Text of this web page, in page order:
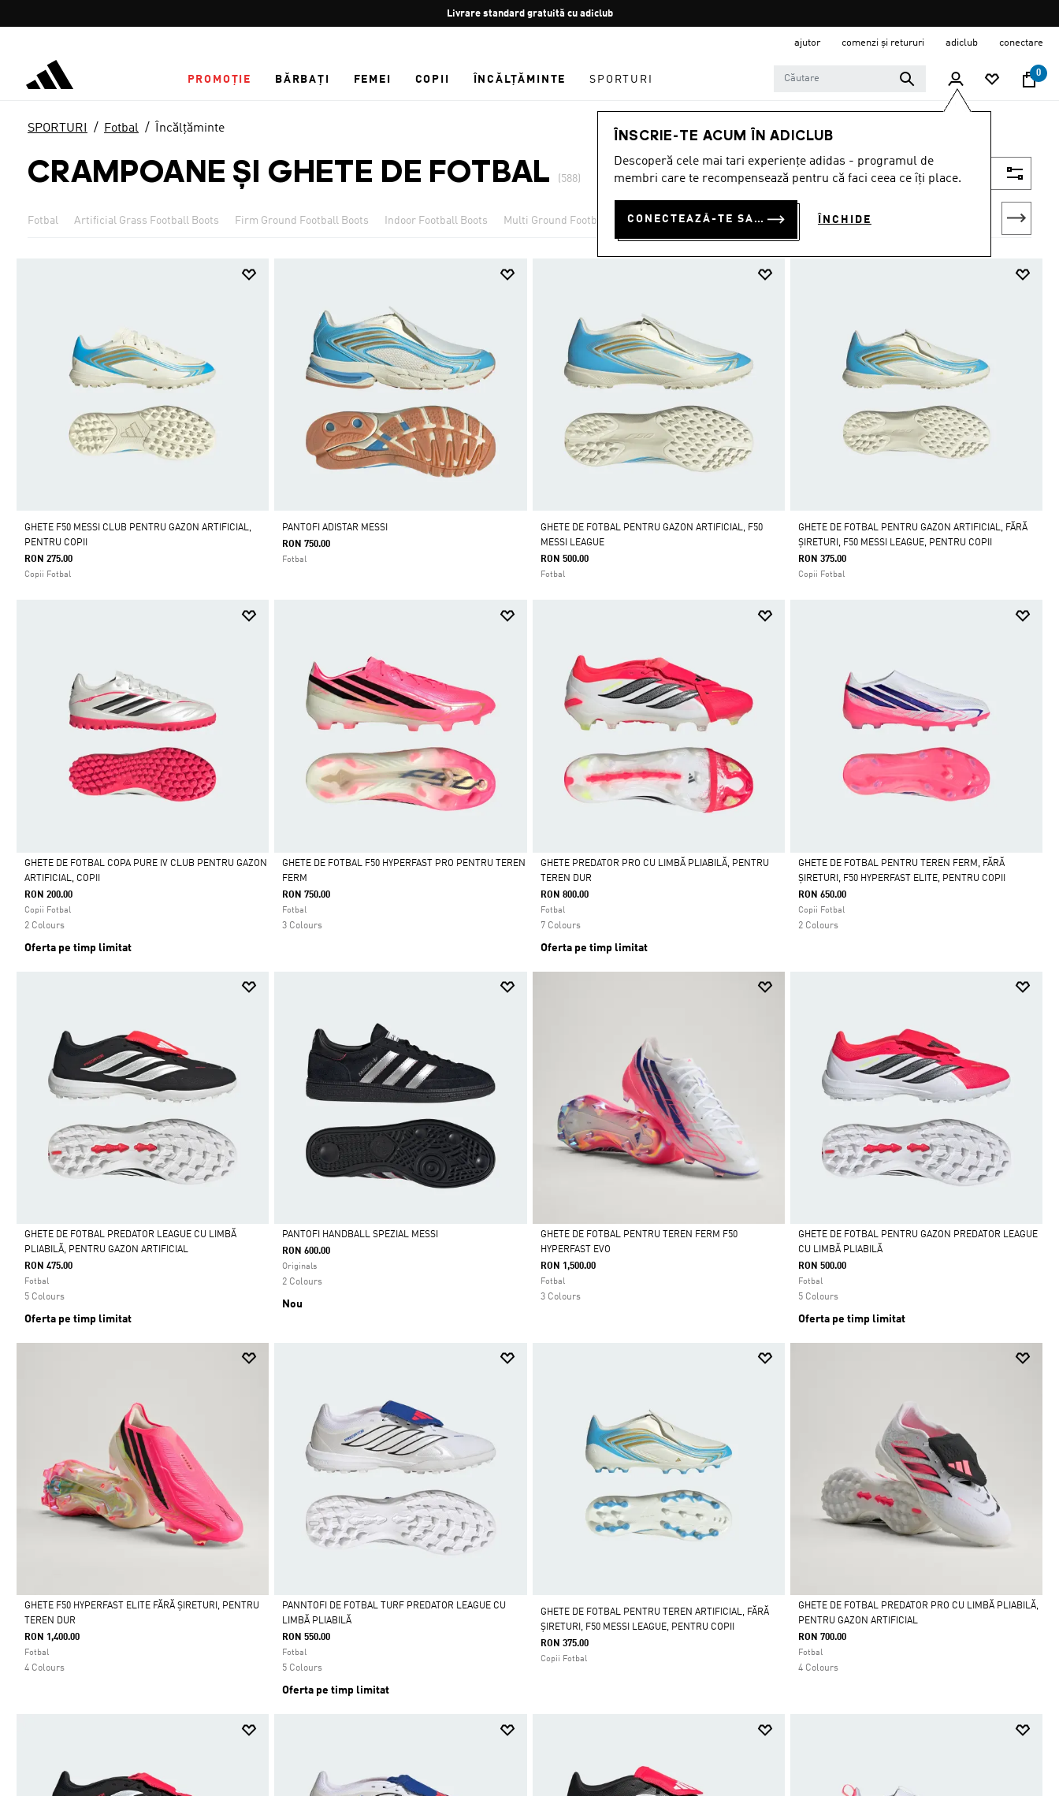
Oprește
rotația
Retur gratuit
ajutor comenzi și retururi adiclub conectare
PROMOȚIE BĂRBAȚI FEMEI COPII ÎNCĂLȚĂMINTE SPORTURI
0
ÎNSCRIE-TE ACUM ÎN ADICLUB
Descoperă cele mai tari experiențe adidas - programul de
membri care te recompensează pentru că faci ceea ce îți place.
CONECTEAZĂ-TE SAU ÎNSCRIE-TE ACUM ÎNCHIDE
SPORTURI Fotbal Încălțăminte
CRAMPOANE ȘI GHETE DE FOTBAL (588) Filtrează
Fotbal Artificial Grass Football Boots Firm Ground Football Boots Indoor Football Boots Multi Ground Football Boots Soft Ground Football Boots Turf Football Boots
GHETE F50 MESSI CLUB PENTRU GAZON ARTIFICIAL,
PENTRU COPII
RON 275.00
Copii Fotbal
PANTOFI ADISTAR MESSI
RON 750.00
Fotbal
GHETE DE FOTBAL PENTRU GAZON ARTIFICIAL, F50
MESSI LEAGUE
RON 500.00
Fotbal
GHETE DE FOTBAL PENTRU GAZON ARTIFICIAL, FĂRĂ
ȘIRETURI, F50 MESSI LEAGUE, PENTRU COPII
RON 375.00
Copii Fotbal
Da
GHETE DE FOTBAL COPA PURE IV CLUB PENTRU GAZON
ARTIFICIAL, COPII
RON 200.00
Copii Fotbal
2 Colours
Oferta pe timp limitat
Da
GHETE DE FOTBAL F50 HYPERFAST PRO PENTRU TEREN
FERM
RON 750.00
Fotbal
3 Colours
Da
GHETE PREDATOR PRO CU LIMBĂ PLIABILĂ, PENTRU
TEREN DUR
RON 800.00
Fotbal
7 Colours
Oferta pe timp limitat
Da
GHETE DE FOTBAL PENTRU TEREN FERM, FĂRĂ
ȘIRETURI, F50 HYPERFAST ELITE, PENTRU COPII
RON 650.00
Copii Fotbal
2 Colours
Da
GHETE DE FOTBAL PREDATOR LEAGUE CU LIMBĂ
PLIABILĂ, PENTRU GAZON ARTIFICIAL
RON 475.00
Fotbal
5 Colours
Oferta pe timp limitat
Da
PANTOFI HANDBALL SPEZIAL MESSI
RON 600.00
Originals
2 Colours
Nou
Da
GHETE DE FOTBAL PENTRU TEREN FERM F50
HYPERFAST EVO
RON 1,500.00
Fotbal
3 Colours
Da
GHETE DE FOTBAL PENTRU GAZON PREDATOR LEAGUE
CU LIMBĂ PLIABILĂ
RON 500.00
Fotbal
5 Colours
Oferta pe timp limitat
Da
GHETE F50 HYPERFAST ELITE FĂRĂ ȘIRETURI, PENTRU
TEREN DUR
RON 1,400.00
Fotbal
4 Colours
Da
PANNTOFI DE FOTBAL TURF PREDATOR LEAGUE CU
LIMBĂ PLIABILĂ
RON 550.00
Fotbal
5 Colours
Oferta pe timp limitat
GHETE DE FOTBAL PENTRU TEREN ARTIFICIAL, FĂRĂ
ȘIRETURI, F50 MESSI LEAGUE, PENTRU COPII
RON 375.00
Copii Fotbal
Da
GHETE DE FOTBAL PREDATOR PRO CU LIMBĂ PLIABILĂ,
PENTRU GAZON ARTIFICIAL
RON 700.00
Fotbal
4 Colours